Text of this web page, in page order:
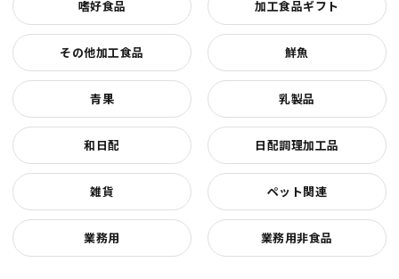
嗜好食品 加工食品ギフト
その他加工食品 鮮魚
青果 乳製品
和日配 日配調理加工品
雑貨 ペット関連
業務用 業務用非食品